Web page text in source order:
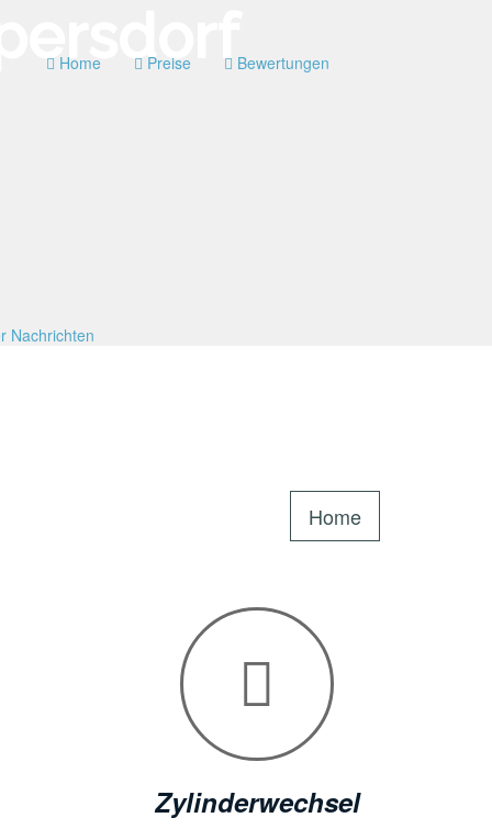
Home Preise Bewertungen
Home
Zylinderwechsel